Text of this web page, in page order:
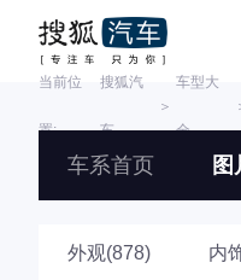
当前位
置:
搜狐汽
车
＞
车型大
全
车系首页 图
外观(878) 内